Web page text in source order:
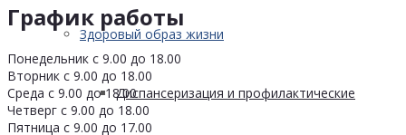
Здоровый образ жизни
Диспансеризация и профилактические
График работы
Понедельник с 9.00 до 18.00
Вторник с 9.00 до 18.00
Среда с 9.00 до 18.00
Четверг с 9.00 до 18.00
Пятница с 9.00 до 17.00